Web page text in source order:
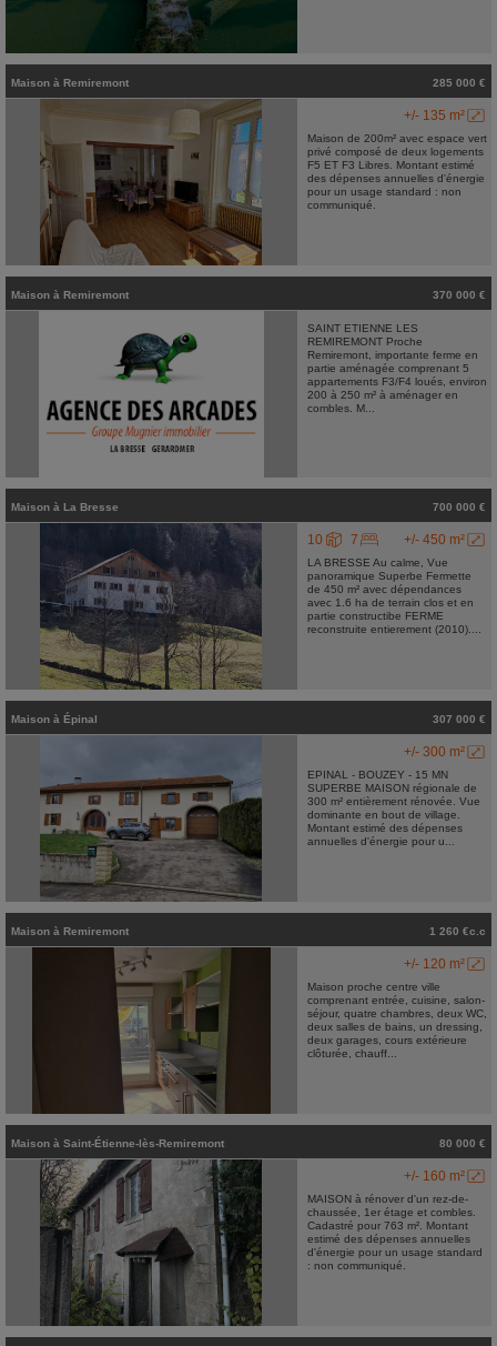
Maison à Remiremont 285 000 €
+/- 135 m²
Maison de 200m² avec espace vert
privé composé de deux logements
F5 ET F3 Libres. Montant estimé
des dépenses annuelles d'énergie
pour un usage standard : non
communiqué.
Maison à Remiremont 370 000 €
SAINT ETIENNE LES
REMIREMONT Proche
Remiremont, importante ferme en
partie aménagée comprenant 5
appartements F3/F4 loués, environ
200 à 250 m² à aménager en
combles. M...
Maison à La Bresse 700 000 €
+/- 450 m²
10 7
LA BRESSE Au calme, Vue
panoramique Superbe Fermette
de 450 m² avec dépendances
avec 1.6 ha de terrain clos et en
partie constructibe FERME
reconstruite entierement (2010)....
Maison à Épinal 307 000 €
+/- 300 m²
EPINAL - BOUZEY - 15 MN
SUPERBE MAISON régionale de
300 m² entièrement rénovée. Vue
dominante en bout de village.
Montant estimé des dépenses
annuelles d'énergie pour u...
Maison à Remiremont 1 260 €c.c
+/- 120 m²
Maison proche centre ville
comprenant entrée, cuisine, salon-
séjour, quatre chambres, deux WC,
deux salles de bains, un dressing,
deux garages, cours extérieure
clôturée, chauff...
Maison à Saint-Étienne-lès-Remiremont 80 000 €
+/- 160 m²
MAISON à rénover d'un rez-de-
chaussée, 1er étage et combles.
Cadastré pour 763 m². Montant
estimé des dépenses annuelles
d'énergie pour un usage standard
: non communiqué.